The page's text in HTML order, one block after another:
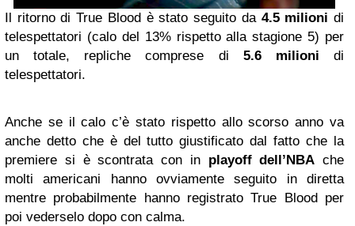
Il ritorno di True Blood è stato seguito da 4.5 milioni di
telespettatori (calo del 13% rispetto alla stagione 5) per
un totale, repliche comprese di 5.6 milioni di
telespettatori.
Anche se il calo c’è stato rispetto allo scorso anno va
anche detto che è del tutto giustificato dal fatto che la
premiere si è scontrata con in playoff dell’NBA che
molti americani hanno ovviamente seguito in diretta
mentre probabilmente hanno registrato True Blood per
poi vederselo dopo con calma.